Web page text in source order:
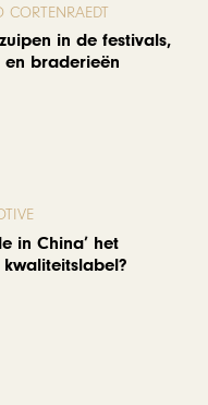
CORTENRAEDT
in de festivals,
en braderieën
in China’ het
kwaliteitslabel?